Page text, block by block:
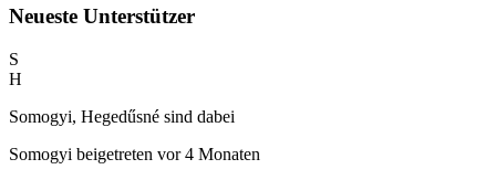
Neueste Unterstützer
S
H
Somogyi, Hegedűsné sind dabei
Somogyi beigetreten vor 4 Monaten